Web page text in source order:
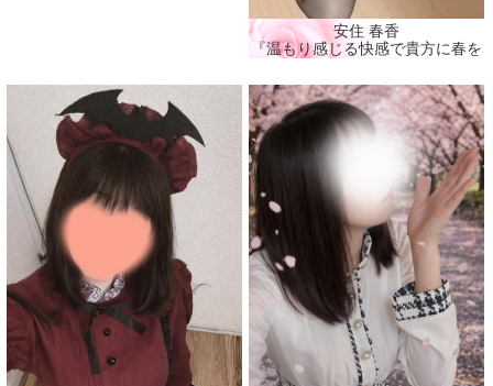
安住 春香
『温もり感じる快感で貴方に春を